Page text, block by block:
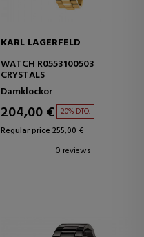
KARL LAGERFELD
WATCH R0553100503
CRYSTALS
Damklockor
204,00 € 20% DTO.
Regular price 255,00 €
0 reviews